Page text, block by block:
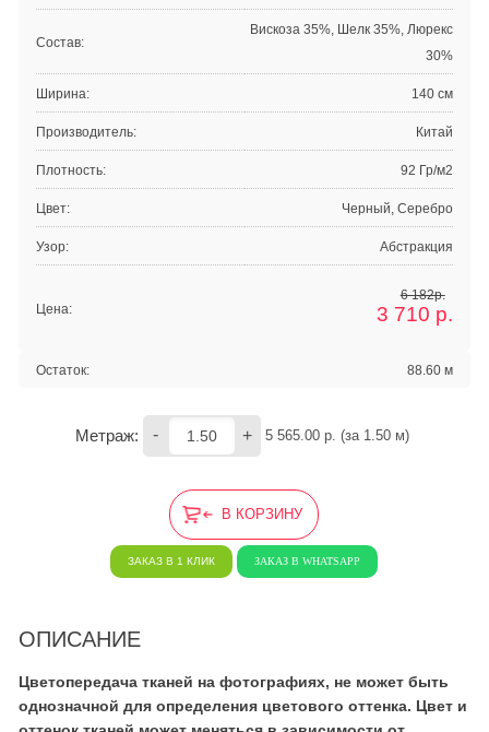
Состав:
Вискоза 35%, Шелк 35%, Люрекс
30%
Ширина: 140 см
Производитель: Китай
Плотность: 92 Гр/м2
Цвет: Черный, Серебро
Узор: Абстракция
Цена:
6 182р.
3 710 р.
Остаток: 88.60 м
Метраж: - + 5 565.00 р. (за 1.50 м)
В КОРЗИНУ
ЗАКАЗ В 1 КЛИК ЗАКАЗ В WHATSAPP
ОПИСАНИЕ
Цветопередача тканей на фотографиях, не может быть
однозначной для определения цветового оттенка. Цвет и